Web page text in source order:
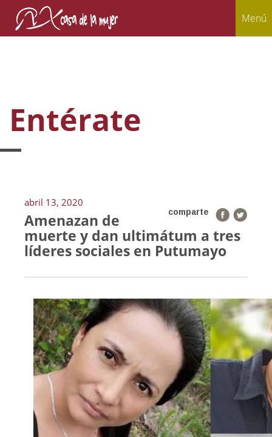
Menú
Entérate
abril 13, 2020
comparte
Amenazan de
muerte y dan ultimátum a tres
líderes sociales en Putumayo